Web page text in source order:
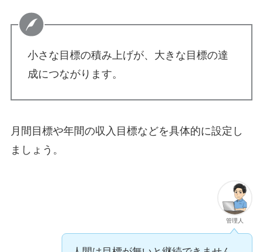
小さな目標の積み上げが、大きな目標の達
成につながります。
月間目標や年間の収入目標などを具体的に設定し
ましょう。
管理人